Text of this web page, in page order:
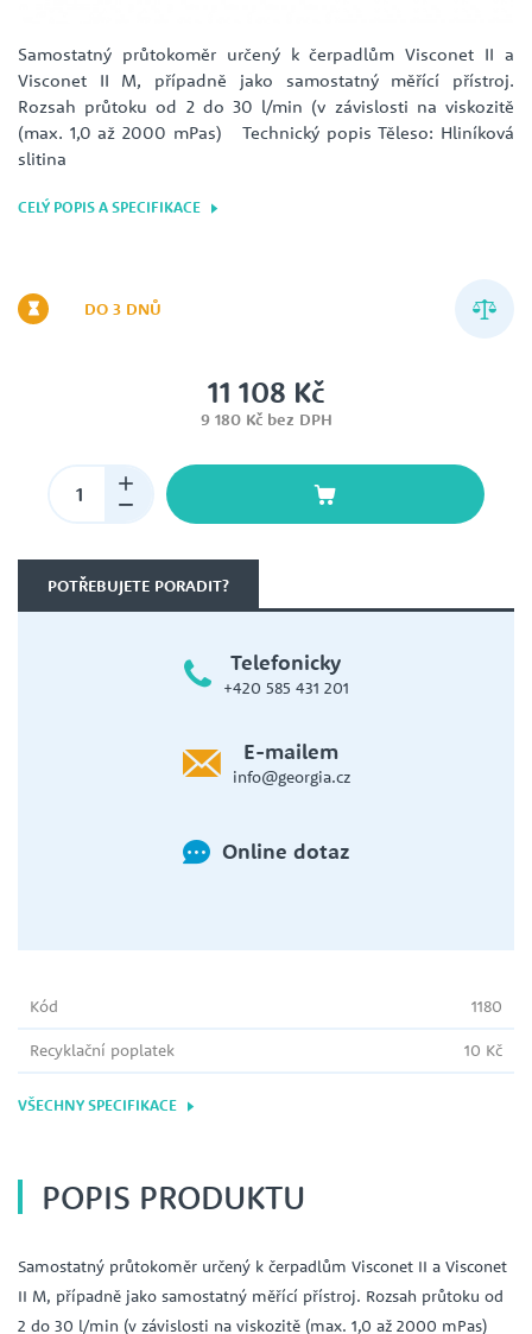
Samostatný průtokoměr určený k čerpadlům Visconet II a
Visconet II M, případně jako samostatný měřící přístroj.
Rozsah průtoku od 2 do 30 l/min (v závislosti na viskozitě
(max. 1,0 až 2000 mPas) Technický popis Těleso: Hliníková
slitina
CELÝ POPIS A SPECIFIKACE
DO 3 DNŮ
11 108 Kč
9 180 Kč bez DPH
POTŘEBUJETE PORADIT?
Telefonicky
+420 585 431 201
E-mailem
info@georgia.cz
Online dotaz
Kód 1180
Recyklační poplatek 10 Kč
VŠECHNY SPECIFIKACE
POPIS PRODUKTU
Samostatný průtokoměr určený k čerpadlům Visconet II a Visconet
II M, případně jako samostatný měřící přístroj. Rozsah průtoku od
2 do 30 l/min (v závislosti na viskozitě (max. 1,0 až 2000 mPas)